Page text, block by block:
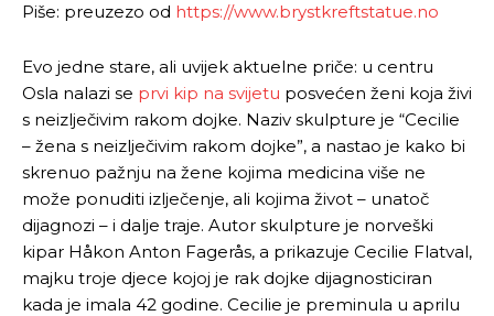
Piše: preuzezo od https://www.brystkreftstatue.no
Evo jedne stare, ali uvijek aktuelne priče: u centru
Osla nalazi se prvi kip na svijetu posvećen ženi koja živi
s neizlječivim rakom dojke. Naziv skulpture je “Cecilie
– žena s neizlječivim rakom dojke”, a nastao je kako bi
skrenuo pažnju na žene kojima medicina više ne
može ponuditi izlječenje, ali kojima život – unatoč
dijagnozi – i dalje traje. Autor skulpture je norveški
kipar Håkon Anton Fagerås, a prikazuje Cecilie Flatval,
majku troje djece kojoj je rak dojke dijagnosticiran
kada je imala 42 godine. Cecilie je preminula u aprilu